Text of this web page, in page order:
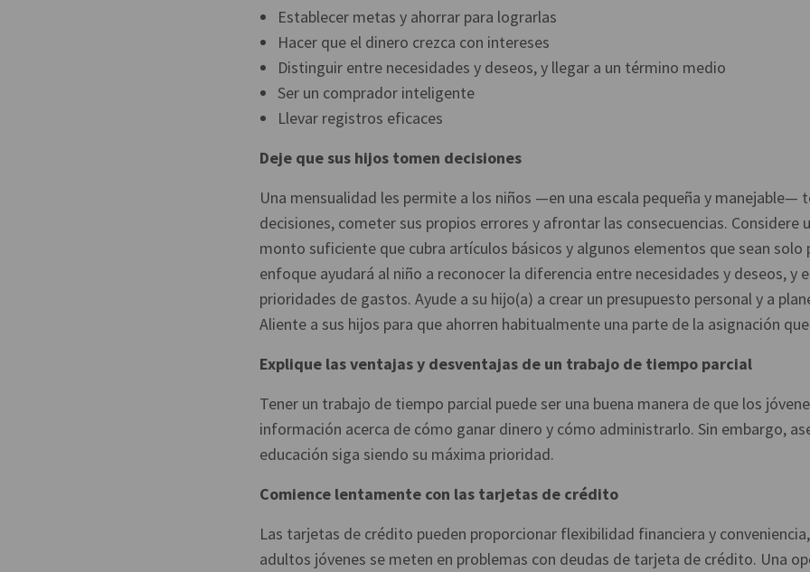
Establecer metas y ahorrar para lograrlas
Hacer que el dinero crezca con intereses
Distinguir entre necesidades y deseos, y llegar a un término medio
Ser un comprador inteligente
Llevar registros eficaces
Deje que sus hijos tomen decisiones
Una mensualidad les permite a los niños —en una escala pequeña y manejable—
decisiones, cometer sus propios errores y afrontar las consecuencias. Considere
monto suficiente que cubra artículos básicos y algunos elementos que sean solo
enfoque ayudará al niño a reconocer la diferencia entre necesidades y deseos, y
prioridades de gastos. Ayude a su hijo(a) a crear un presupuesto personal y a
Aliente a sus hijos para que ahorren habitualmente una parte de la asignación
Explique las ventajas y desventajas de un trabajo de tiempo parcial
Tener un trabajo de tiempo parcial puede ser una buena manera de que los
información acerca de cómo ganar dinero y cómo administrarlo. Sin embargo,
educación siga siendo su máxima prioridad.
Comience lentamente con las tarjetas de crédito
Las tarjetas de crédito pueden proporcionar flexibilidad financiera y
adultos jóvenes se meten en problemas con deudas de tarjeta de crédito. Una